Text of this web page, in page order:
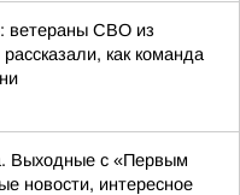
ветераны СВО из
как команда
Выходные с «Первым
новости, интересное